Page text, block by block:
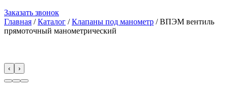
Заказать звонок
Главная /Каталог /Клапаны под манометр / ВПЭМ вентиль
прямоточный манометрический
‹ ›